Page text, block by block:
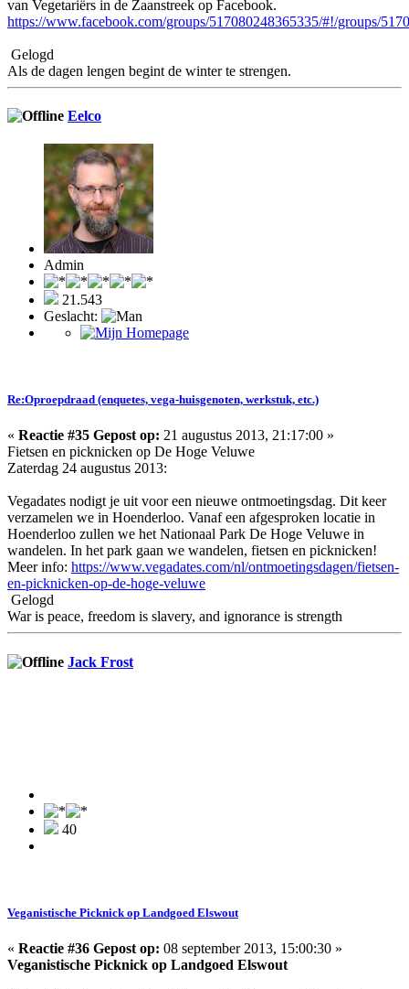
van Vegetariërs in de Zaanstreek op Facebook.
https://www.facebook.com/groups/517080248365335/#!/groups/
Gelogd
Als de dagen lengen begint de winter te strengen.
Eelco
Admin
21.543
Geslacht:
Re:Oproepdraad (enquetes, vega-huisgenoten, werkstuk, etc.)
« Reactie #35 Gepost op: 21 augustus 2013, 21:17:00 »
Fietsen en picknicken op De Hoge Veluwe
Zaterdag 24 augustus 2013:
Vegadates nodigt je uit voor een nieuwe ontmoetingsdag. Dit keer
verzamelen we in Hoenderloo. Vanaf een afgesproken locatie in
Hoenderloo zullen we het Nationaal Park De Hoge Veluwe in
wandelen. In het park gaan we wandelen, fietsen en picknicken!
Meer info: https://www.vegadates.com/nl/ontmoetingsdagen/fietsen-
en-picknicken-op-de-hoge-veluwe
Gelogd
War is peace, freedom is slavery, and ignorance is strength
Jack Frost
40
Veganistische Picknick op Landgoed Elswout
« Reactie #36 Gepost op: 08 september 2013, 15:00:30 »
Veganistische Picknick op Landgoed Elswout